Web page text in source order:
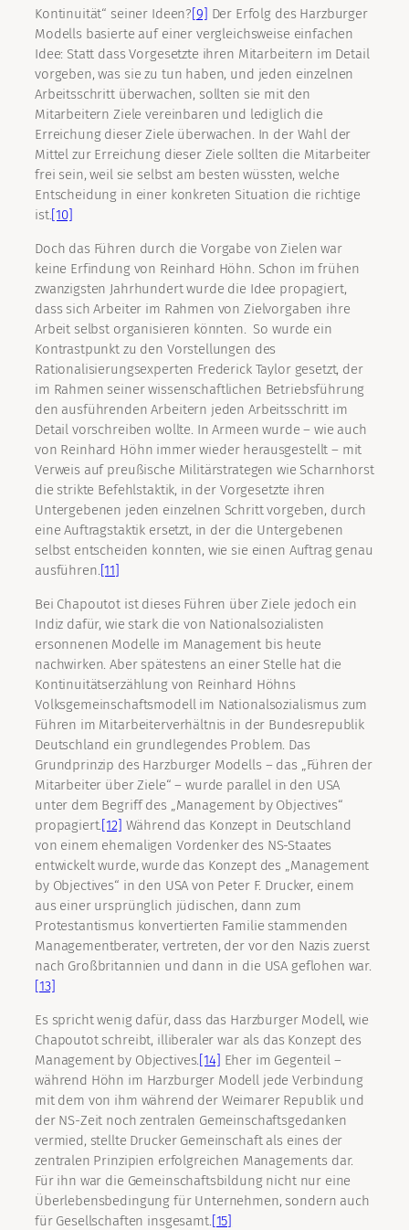
Kontinuität“ seiner Ideen?[9] Der Erfolg des Harzburger
Modells basierte auf einer vergleichsweise einfachen
Idee: Statt dass Vorgesetzte ihren Mitarbeitern im Detail
vorgeben, was sie zu tun haben, und jeden einzelnen
Arbeitsschritt überwachen, sollten sie mit den
Mitarbeitern Ziele vereinbaren und lediglich die
Erreichung dieser Ziele überwachen. In der Wahl der
Mittel zur Erreichung dieser Ziele sollten die Mitarbeiter
frei sein, weil sie selbst am besten wüssten, welche
Entscheidung in einer konkreten Situation die richtige
ist.[10]
Doch das Führen durch die Vorgabe von Zielen war
keine Erfindung von Reinhard Höhn. Schon im frühen
zwanzigsten Jahrhundert wurde die Idee propagiert,
dass sich Arbeiter im Rahmen von Zielvorgaben ihre
Arbeit selbst organisieren könnten. So wurde ein
Kontrastpunkt zu den Vorstellungen des
Rationalisierungsexperten Frederick Taylor gesetzt, der
im Rahmen seiner wissenschaftlichen Betriebsführung
den ausführenden Arbeitern jeden Arbeitsschritt im
Detail vorschreiben wollte. In Armeen wurde – wie auch
von Reinhard Höhn immer wieder herausgestellt – mit
Verweis auf preußische Militärstrategen wie Scharnhorst
die strikte Befehlstaktik, in der Vorgesetzte ihren
Untergebenen jeden einzelnen Schritt vorgeben, durch
eine Auftragstaktik ersetzt, in der die Untergebenen
selbst entscheiden konnten, wie sie einen Auftrag genau
ausführen.[11]
Bei Chapoutot ist dieses Führen über Ziele jedoch ein
Indiz dafür, wie stark die von Nationalsozialisten
ersonnenen Modelle im Management bis heute
nachwirken. Aber spätestens an einer Stelle hat die
Kontinuitätserzählung von Reinhard Höhns
Volksgemeinschaftsmodell im Nationalsozialismus zum
Führen im Mitarbeiterverhältnis in der Bundesrepublik
Deutschland ein grundlegendes Problem. Das
Grundprinzip des Harzburger Modells – das „Führen der
Mitarbeiter über Ziele“ – wurde parallel in den USA
unter dem Begriff des „Management by Objectives“
propagiert.[12] Während das Konzept in Deutschland
von einem ehemaligen Vordenker des NS-Staates
entwickelt wurde, wurde das Konzept des „Management
by Objectives“ in den USA von Peter F. Drucker, einem
aus einer ursprünglich jüdischen, dann zum
Protestantismus konvertierten Familie stammenden
Managementberater, vertreten, der vor den Nazis zuerst
nach Großbritannien und dann in die USA geflohen war.
[13]
Es spricht wenig dafür, dass das Harzburger Modell, wie
Chapoutot schreibt, illiberaler war als das Konzept des
Management by Objectives.[14] Eher im Gegenteil –
während Höhn im Harzburger Modell jede Verbindung
mit dem von ihm während der Weimarer Republik und
der NS-Zeit noch zentralen Gemeinschaftsgedanken
vermied, stellte Drucker Gemeinschaft als eines der
zentralen Prinzipien erfolgreichen Managements dar.
Für ihn war die Gemeinschaftsbildung nicht nur eine
Überlebensbedingung für Unternehmen, sondern auch
für Gesellschaften insgesamt.[15]